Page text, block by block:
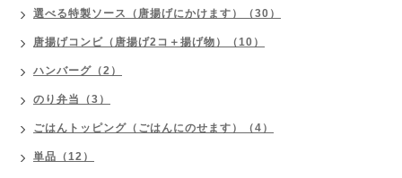
選べる特製ソース（唐揚げにかけます）（30）
唐揚げコンビ（唐揚げ2コ＋揚げ物）（10）
ハンバーグ（2）
のり弁当（3）
ごはんトッピング（ごはんにのせます）（4）
単品（12）